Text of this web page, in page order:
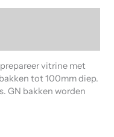
vitrine met
tot 100mm diep.
GN bakken worden